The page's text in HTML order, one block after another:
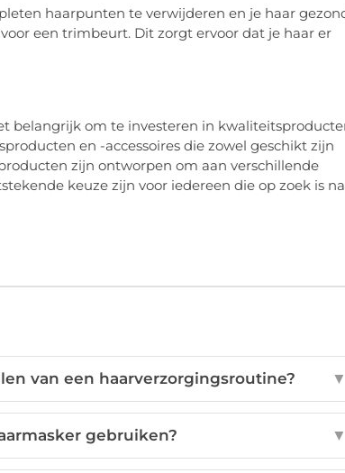
haarpunten te verwijderen en je haar
een trimbeurt. Dit zorgt ervoor dat je haar er
belangrijk om te investeren in
en -accessoires die zowel geschikt zijn
zijn ontworpen om aan verschillende
keuze zijn voor iedereen die op zoek is
van een haarverzorgingsroutine? ▼
gebruiken? ▼